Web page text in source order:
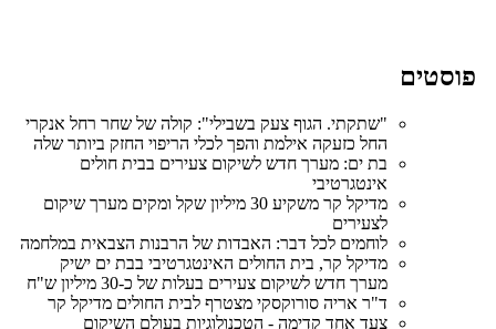
"שתקתי. הגוף צעק בשבילי": קולה של שחר רחל אנקרי
החל כזעקה אילמת והפך לכלי הריפוי החזק ביותר שלה
בת ים: מערך חדש לשיקום צעירים בבית חולים
אינטגרטיבי
מדיקל קר משקיע 30 מיליון שקל ומקים מערך שיקום
לצעירים
לוחמים לכל דבר: האבדות של הרבנות הצבאית במלחמה
מדיקל קר, בית החולים האינטגרטיבי בבת ים ישיק
מערך חדש לשיקום צעירים בעלות של כ-30 מיליון ש"ח
ד"ר אריה סורוקסקי מצטרף לבית החולים מדיקל קר
צעד אחד קדימה - הטכנולוגיות בעולם השיקום